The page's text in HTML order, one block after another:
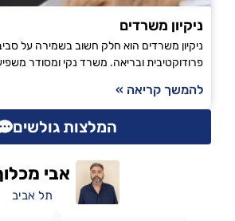
ניקיון משרדים
ניקיון משרדים הוא חלק חשוב בשמירה על
פרודוקטיבית ובריאה. משרד נקי ומסודר
להמשך קריאה »
המלצות גולשים
אבי
תל אביב